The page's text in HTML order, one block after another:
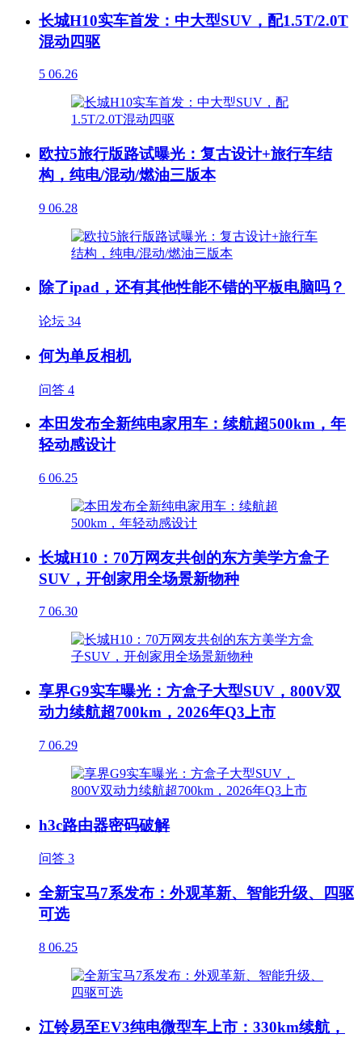
长城H10实车首发：中大型SUV，配1.5T/2.0T
混动四驱
5 06.26
欧拉5旅行版路试曝光：复古设计+旅行车结
构，纯电/混动/燃油三版本
9 06.28
除了ipad，还有其他性能不错的平板电脑吗？
论坛 34
何为单反相机
问答 4
本田发布全新纯电家用车：续航超500km，年
轻动感设计
6 06.25
长城H10：70万网友共创的东方美学方盒子
SUV，开创家用全场景新物种
7 06.30
享界G9实车曝光：方盒子大型SUV，800V双
动力续航超700km，2026年Q3上市
7 06.29
h3c路由器密码破解
问答 3
全新宝马7系发布：外观革新、智能升级、四驱
可选
8 06.25
江铃易至EV3纯电微型车上市：330km续航，